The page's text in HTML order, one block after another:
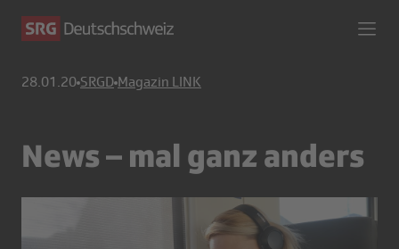
28.01.20 SRGD Magazin LINK
News – mal ganz anders